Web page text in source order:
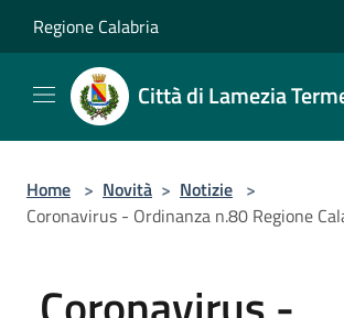
Regione Calabria
Città di Lamezia
Home > Novità > Notizie >
Coronavirus - Ordinanza n.80 Regione